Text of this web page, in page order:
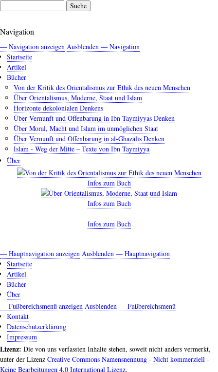
Navigation
— Navigation anzeigen Ausblenden — Navigation
Startseite
Artikel
Bücher
Von der Kritik des Orientalismus zur Ethik des neuen Menschen
Über Orientalismus, Moderne, Staat und Islam
Horizonte dekolonialen Denkens
Über Vernunft und Offenbarung in Ibn Taymiyyas Denken
Über Moral, Macht und Islam im unmöglichen Staat
Über Vernunft und Offenbarung in al-Ghazālīs Denken
Islam - Weg der Mitte – Texte von Ibn Taymiyya
Über
Infos zum Buch
Infos zum Buch
Infos zum Buch
Hauptnavigation
— Hauptnavigation anzeigen Ausblenden — Hauptnavigation
Startseite
Artikel
Bücher
Über
Fußbereichsmenü
— Fußbereichsmenü anzeigen Ausblenden — Fußbereichsmenü
Kontakt
Datenschutzerklärung
Impressum
Lizenz: Die von uns verfassten Inhalte stehen, soweit nicht anders vermerkt,
unter der Lizenz Creative Commons Namensnennung - Nicht kommerziell -
Keine Bearbeitungen 4.0 International Lizenz.